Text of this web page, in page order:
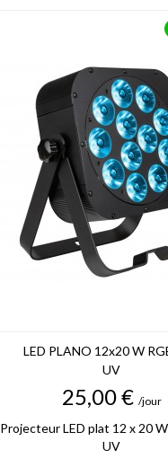
LED PLANO 12x20 W
UV
Prix
25,00 € /jour
Projecteur LED plat 12 x 20
UV